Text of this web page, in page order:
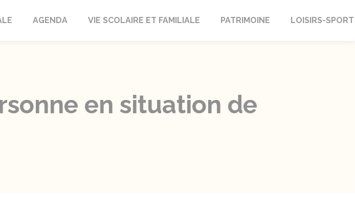
AGENDA VIE SCOLAIRE ET FAMILIALE PATRIMOINE LOISIRS-SPORT
en situation de